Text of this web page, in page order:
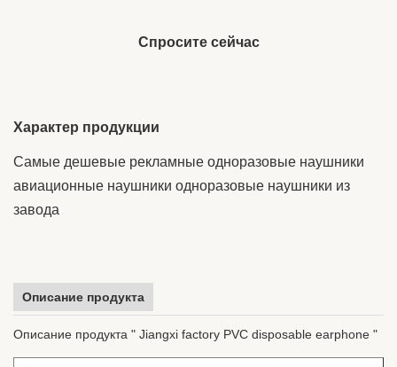
Спросите сейчас
Характер продукции
Самые дешевые рекламные одноразовые наушники
авиационные наушники одноразовые наушники из
завода
Описание продукта
Описание продукта " Jiangxi factory PVC disposable earphone "